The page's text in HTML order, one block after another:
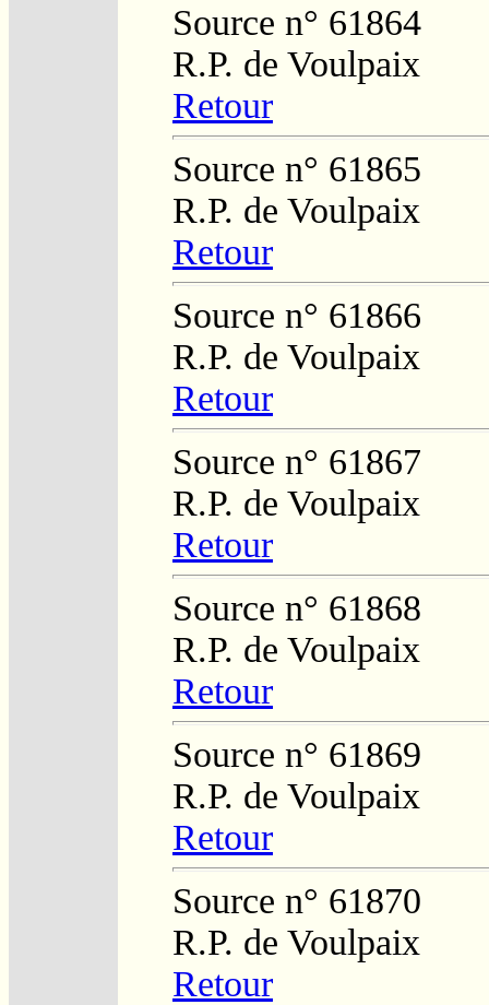
Source n° 61864
R.P. de Voulpaix
Retour
Source n° 61865
R.P. de Voulpaix
Retour
Source n° 61866
R.P. de Voulpaix
Retour
Source n° 61867
R.P. de Voulpaix
Retour
Source n° 61868
R.P. de Voulpaix
Retour
Source n° 61869
R.P. de Voulpaix
Retour
Source n° 61870
R.P. de Voulpaix
Retour